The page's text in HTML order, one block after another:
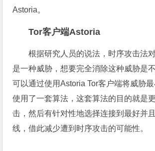
Astoria。
Tor客户端Astoria
根据研究人员的说法，时序攻击法
是一种威胁，想要完全消除这种威胁是
可以通过使用Astoria Tor客户端将威胁
使用了一套算法，这套算法的目的就是
击，然后有针对性地选择连接到最好并
线，借此减少遭到时序攻击的可能性。